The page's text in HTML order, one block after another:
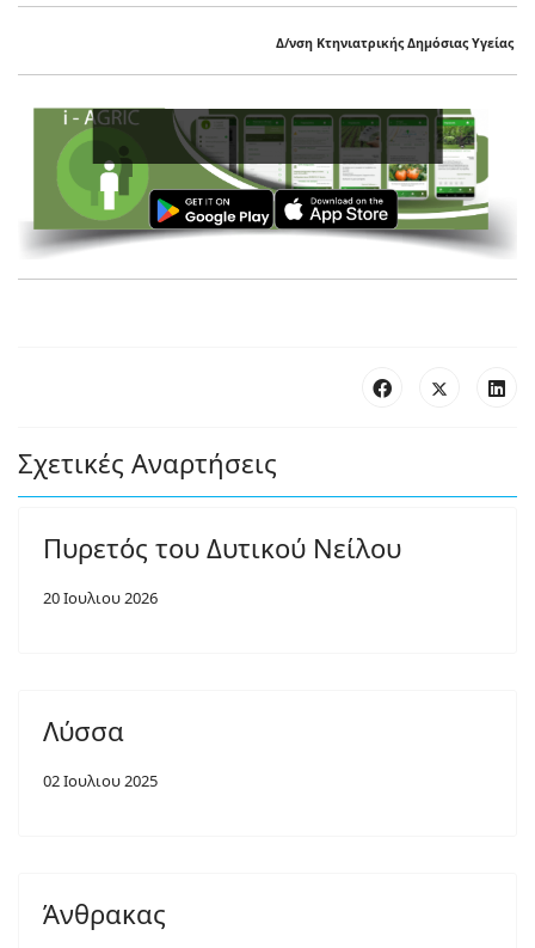
Δ/νση Κτηνιατρικής Δημόσιας Υγείας
Σχετικές Αναρτήσεις
Πυρετός του Δυτικού Νείλου
20 Ιουλιου 2026
Λύσσα
02 Ιουλιου 2025
Άνθρακας